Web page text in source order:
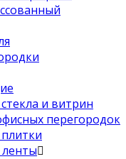
и витрин
перегородок